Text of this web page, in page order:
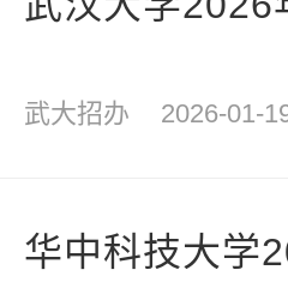
武大招办 2026-01-
华中科技大学